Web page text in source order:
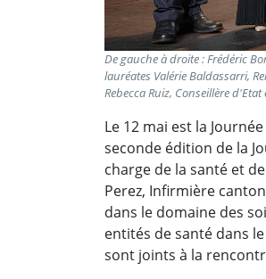
De gauche à droite : Frédéric
lauréates Valérie Baldassarri,
Rebecca Ruiz, Conseillère
Le 12 mai est la
seconde édition de la
charge de la santé et
Perez, Infirmière
dans le domaine des
entités de santé dans
sont joints à la